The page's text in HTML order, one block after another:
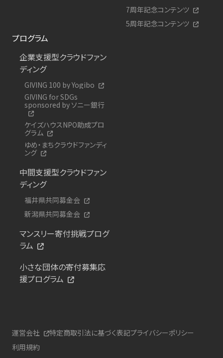
7周年記念コンテンツ
5周年記念コンテンツ
プログラム
企業支援型クラウドファン
ディング
GIVING 100 by Yogibo
GIVING for SDGs
sponsored by ソニー銀行
ケイズハウスNPO助成プロ
グラム
ゆめ・まちクラウドファンディ
ング
中間支援型クラウドファン
ディング
福井県共同募金会
新潟県共同募金会
マンスリー寄付挑戦プログ
ラム
小さな団体の寄付募集応
援プログラム
運営会社 特定商取引法に基づく表記プライバシーポリシー
利用規約